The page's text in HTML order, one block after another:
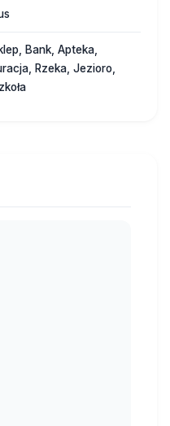
Bank, Apteka,
Rzeka, Jezioro,